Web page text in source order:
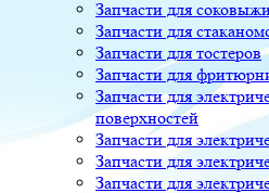
Запчасти для
Запчасти для
Запчасти для тостеров
Запчасти для
Запчасти для
поверхностей
Запчасти для
Запчасти для
Запчасти для